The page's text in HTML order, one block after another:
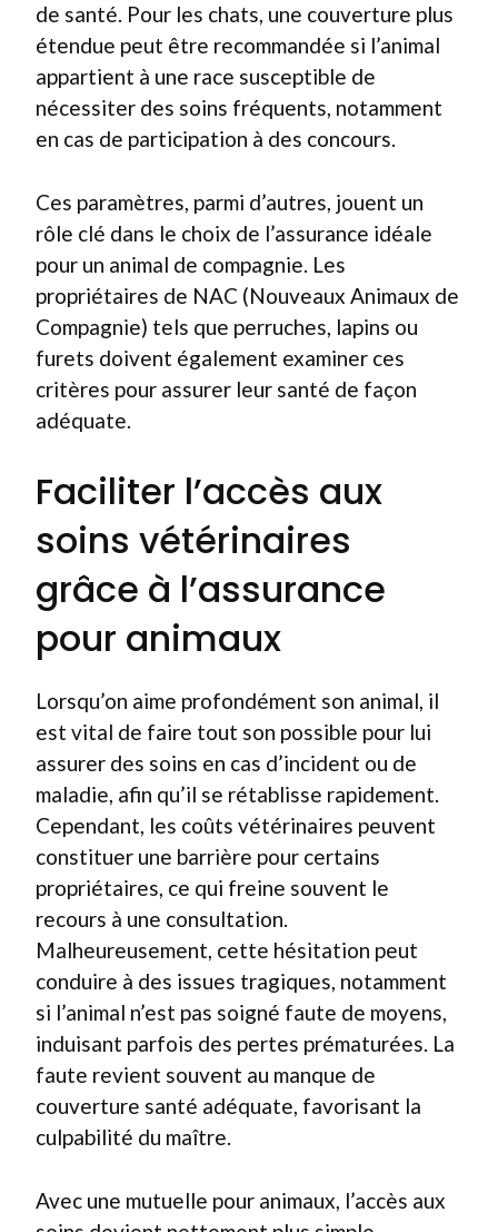
de santé. Pour les chats, une couverture plus
étendue peut être recommandée si l’animal
appartient à une race susceptible de
nécessiter des soins fréquents, notamment
en cas de participation à des concours.
Ces paramètres, parmi d’autres, jouent un
rôle clé dans le choix de l’assurance idéale
pour un animal de compagnie. Les
propriétaires de NAC (Nouveaux Animaux de
Compagnie) tels que perruches, lapins ou
furets doivent également examiner ces
critères pour assurer leur santé de façon
adéquate.
Faciliter l’accès aux
soins vétérinaires
grâce à l’assurance
pour animaux
Lorsqu’on aime profondément son animal, il
est vital de faire tout son possible pour lui
assurer des soins en cas d’incident ou de
maladie, afin qu’il se rétablisse rapidement.
Cependant, les coûts vétérinaires peuvent
constituer une barrière pour certains
propriétaires, ce qui freine souvent le
recours à une consultation.
Malheureusement, cette hésitation peut
conduire à des issues tragiques, notamment
si l’animal n’est pas soigné faute de moyens,
induisant parfois des pertes prématurées. La
faute revient souvent au manque de
couverture santé adéquate, favorisant la
culpabilité du maître.
Avec une mutuelle pour animaux, l’accès aux